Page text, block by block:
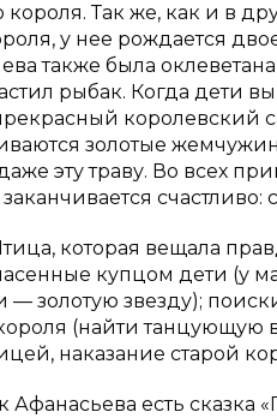
короля. Так же, как и в
у нее рождается
также была
рыбак. Когда дети
королевский
золотые
эту траву. Во всех
которая вещала
купцом дети (у
золотую звезду);
(найти танцующую
наказание старой
есть сказка